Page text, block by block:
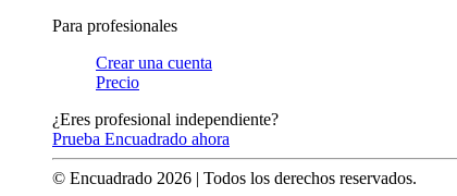
Para profesionales
Crear una cuenta
Precio
¿Eres profesional independiente?
Prueba Encuadrado ahora
© Encuadrado 2026 | Todos los derechos reservados.